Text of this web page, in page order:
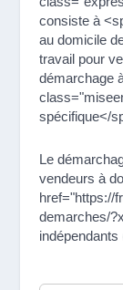
consiste à
au domicile
travail pour
démarchage
spécifique</
Le
vendeurs à
href="https://
demarches/